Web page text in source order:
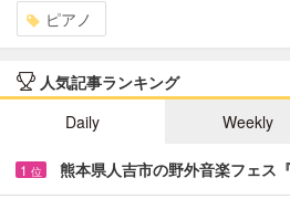
ピアノ
人気記事ランキング
Daily
Weekly
1 位 熊本県人吉市の野外音楽フェ